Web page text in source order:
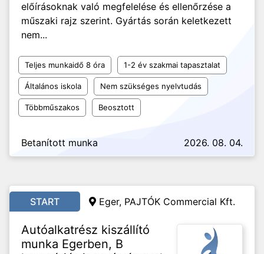
előírásoknak való megfelelése és ellenőrzése a
műszaki rajz szerint. Gyártás során keletkezett
nem...
Teljes munkaidő 8 óra 1-2 év szakmai tapasztalat
Általános iskola Nem szükséges nyelvtudás
Többműszakos Beosztott
Betanított munka 2026. 08. 04.
START Eger, PAJTÓK Commercial Kft.
Autóalkatrész kiszállító
munka Egerben, B